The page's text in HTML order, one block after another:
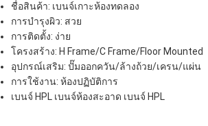
ชื่อสินค้า: เบนจ์เกาะห้องทดลอง
การบํารุงผิว: สวย
การติดตั้ง: ง่าย
โครงสร้าง: H Frame/C Frame/Floor Mounted
อุปกรณ์เสริม: ปั๊มออกควัน/ล้างถ้วย/เครน/แผ่น
การใช้งาน: ห้องปฏิบัติการ
เบนจ์ HPL เบนจ์ห้องสะอาด เบนจ์ HPL